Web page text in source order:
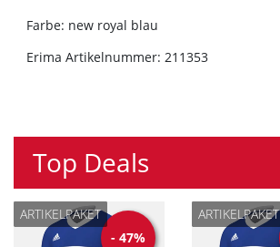
Farbe: new royal blau
Erima Artikelnummer: 211353
Top Deals
- 47%
ARTIKELPAKET ARTIKELPAKET